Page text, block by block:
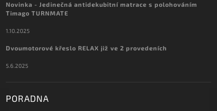
Novinka - Jedinečná antidekubitní matrace s polohováním
Timago TURNMATE
1.10.2025
Dvoumotorové křeslo RELAX již ve 2 provedeních
5.6.2025
PORADNA